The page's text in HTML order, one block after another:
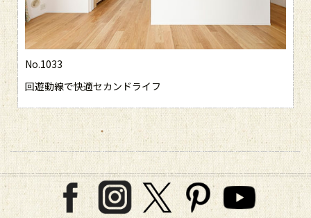
ンドライフ
木の手触り×異素材ア